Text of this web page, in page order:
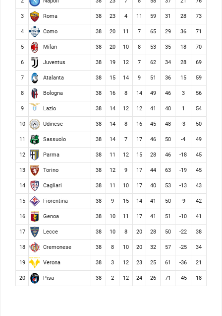
3 Roma 38 23 4 11 59 31 28 73
4 Como 38 20 11 7 65 29 36 71
5 Milan 38 20 10 8 53 35 18 70
6 Juventus 38 19 12 7 62 34 28 69
7 Atalanta 38 15 14 9 51 36 15 59
8 Bologna 38 16 8 14 49 46 3 56
9 Lazio 38 14 12 12 41 40 1 54
10 Udinese 38 14 8 16 45 48 -3 50
11 Sassuolo 38 14 7 17 46 50 -4 49
12 Parma 38 11 12 15 28 46 -18 45
13 Torino 38 12 9 17 44 63 -19 45
14 Cagliari 38 11 10 17 40 53 -13 43
15 Fiorentina 38 9 15 14 41 50 -9 42
16 Genoa 38 10 11 17 41 51 -10 41
17 Lecce 38 10 8 20 28 50 -22 38
18 Cremonese 38 8 10 20 32 57 -25 34
19 Verona 38 3 12 23 25 61 -36 21
20 Pisa 38 2 12 24 26 71 -45 18